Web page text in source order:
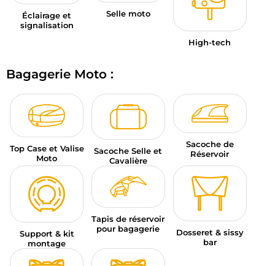
Éclairage et
signalisation
Selle moto
High-tech
Bagagerie Moto :
Top Case et Valise
Moto
Sacoche Selle et
Cavalière
Sacoche de
Réservoir
Support & kit
montage
Tapis de réservoir
pour bagagerie
Dosseret & sissy
bar